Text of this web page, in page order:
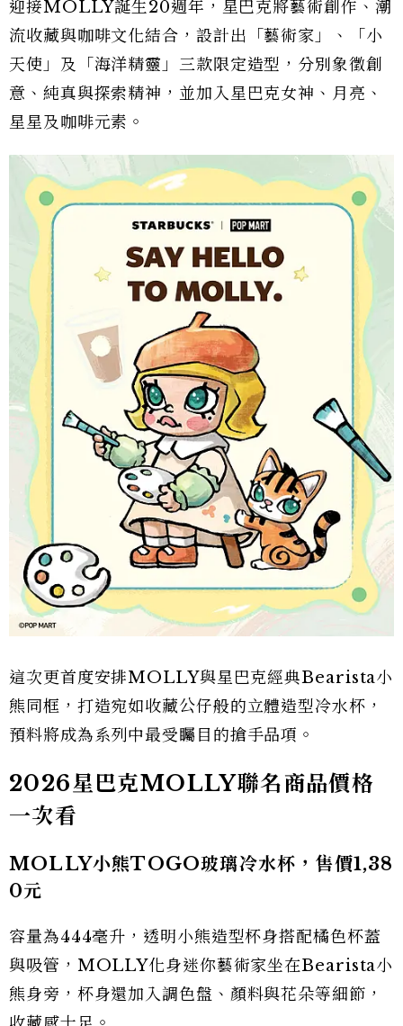
迎接MOLLY誕生20週年，星巴克將藝術創作、潮
流收藏與咖啡文化結合，設計出「藝術家」、「小
天使」及「海洋精靈」三款限定造型，分別象徵創
意、純真與探索精神，並加入星巴克女神、月亮、
星星及咖啡元素。
這次更首度安排MOLLY與星巴克經典Bearista小
熊同框，打造宛如收藏公仔般的立體造型冷水杯，
預料將成為系列中最受矚目的搶手品項。
2026星巴克MOLLY聯名商品價格
一次看
MOLLY小熊TOGO玻璃冷水杯，售價1,38
0元
容量為444毫升，透明小熊造型杯身搭配橘色杯蓋
與吸管，MOLLY化身迷你藝術家坐在Bearista小
熊身旁，杯身還加入調色盤、顏料與花朵等細節，